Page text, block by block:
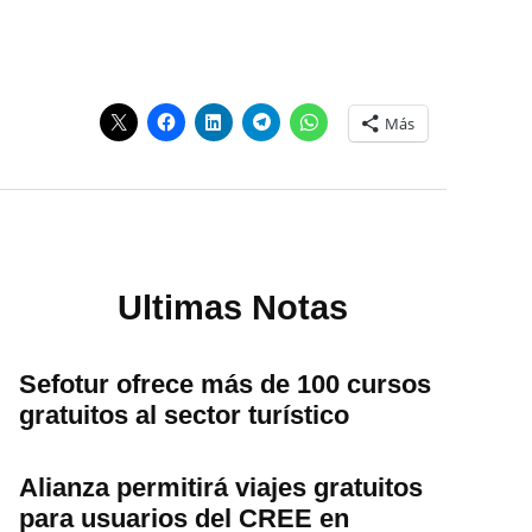
Más
Ultimas Notas
Sefotur ofrece más de 100 cursos
gratuitos al sector turístico
Alianza permitirá viajes gratuitos
para usuarios del CREE en